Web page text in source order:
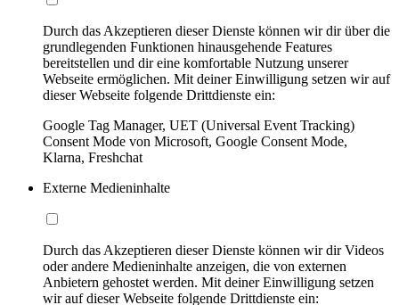
Durch das Akzeptieren dieser Dienste können wir dir über die
grundlegenden Funktionen hinausgehende Features
bereitstellen und dir eine komfortable Nutzung unserer
Webseite ermöglichen. Mit deiner Einwilligung setzen wir auf
dieser Webseite folgende Drittdienste ein:
Google Tag Manager, UET (Universal Event Tracking)
Consent Mode von Microsoft, Google Consent Mode,
Klarna, Freshchat
Externe Medieninhalte
Durch das Akzeptieren dieser Dienste können wir dir Videos
oder andere Medieninhalte anzeigen, die von externen
Anbietern gehostet werden. Mit deiner Einwilligung setzen
wir auf dieser Webseite folgende Drittdienste ein: